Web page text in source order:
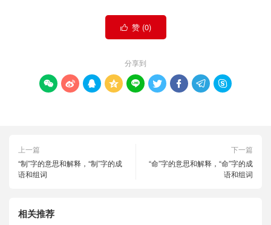
 赞 (0)
分享到
        
上一篇
“制”字的意思和解释，“制”字的成
语和组词
下一篇
“命”字的意思和解释，“命”字的成
语和组词
相关推荐